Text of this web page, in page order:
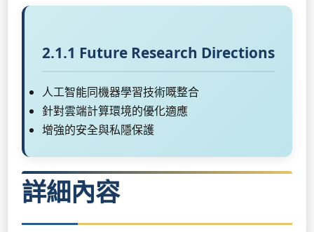
2.1.1 Future Research Directions
人工智能同機器學習技術嘅整合
針對雲端計算環境的優化適應
增強的安全與私隱保護
詳細內容